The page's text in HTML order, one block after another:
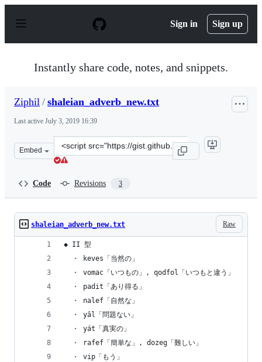
p
Sign in Sign up
Instantly share code, notes, and snippets.
Ziphil / shaleian_adverb_new.txt
Last active July 3, 2019 16:39
Embed
Clone
this
Code Revisions 3
Raw
shaleian_adverb_new.txt
◆ II 型
  ・ keves「当然の」
  ・ vomac「いつもの」, qodfol「いつもと違う」
  ・ padit「あり得る」
  ・ nalef「自然な」
  ・ yâl「問題ない」
  ・ yát「真実の」
  ・ rafef「簡単な」, dozeg「難しい」
  ・ vip「もう」